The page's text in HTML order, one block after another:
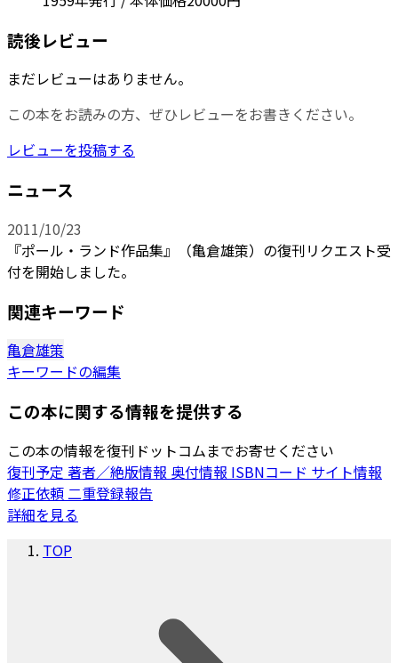
読後レビュー
まだレビューはありません。
この本をお読みの方、ぜひレビューをお書きください。
レビューを投稿する
ニュース
2011/10/23
『ポール・ランド作品集』（亀倉雄策）の復刊リクエスト受
付を開始しました。
関連キーワード
亀倉雄策
キーワードの編集
この本に関する情報を提供する
この本の情報を復刊ドットコムまでお寄せください
復刊予定 著者／絶版情報 奥付情報 ISBNコード サイト情報
修正依頼 二重登録報告
詳細を見る
TOP